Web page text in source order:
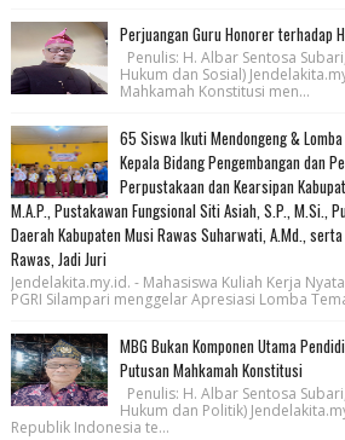
Perjuangan Guru Honorer terhadap
Penulis: H. Albar Sentosa
Hukum dan Sosial)
Mahkamah Konstitusi men...
65 Siswa Ikuti Mendongeng &
Kepala Bidang Pengembangan dan
Perpustakaan dan Kearsipan
M.A.P., Pustakawan Fungsional Siti Asiah, S.P., M.Si.,
Daerah Kabupaten Musi Rawas Suharwati, A.Md.,
Rawas, Jadi Juri
Jendelakita.my.id. - Mahasiswa Kuliah Kerja
PGRI Silampari menggelar Apresiasi Lomba
MBG Bukan Komponen Utama
Putusan Mahkamah Konstitusi
Penulis: H. Albar Sentosa
Hukum dan Politik)
Republik Indonesia te...